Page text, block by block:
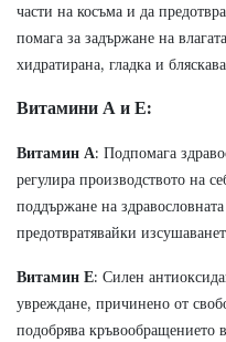
части на косъма и да
помага за задържане на
хидратирана, гладка и
Витамини А и Е:
Витамин А: Подпомага
регулира производството на
поддържане на
предотвратявайки
Витамин Е: Силен
увреждане, причинено от
подобрява кръвообращението